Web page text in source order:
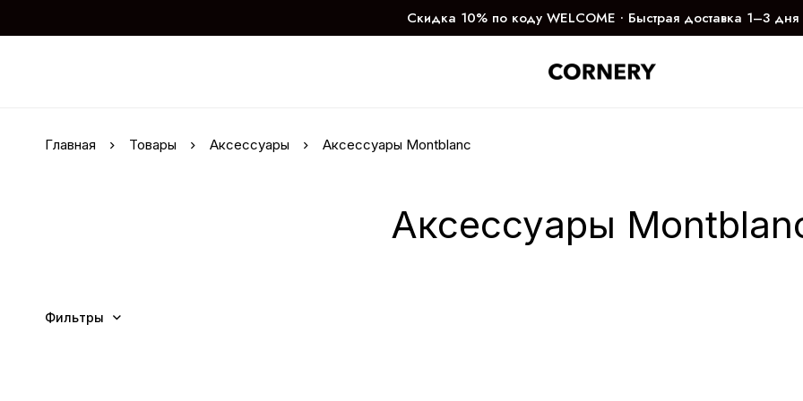
Скидка 10% по коду WELCOME ∙ Быстрая доставка 1–3 дня
Главная Товары Аксессуары Аксессуары Montblanc
Аксессуары
Фильтры